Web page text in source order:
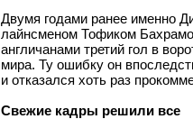
Двумя годами ранее именно
лайнсменом Тофиком
англичанами третий гол в
мира. Ту ошибку он
и отказался хоть раз
Свежие кадры решили все